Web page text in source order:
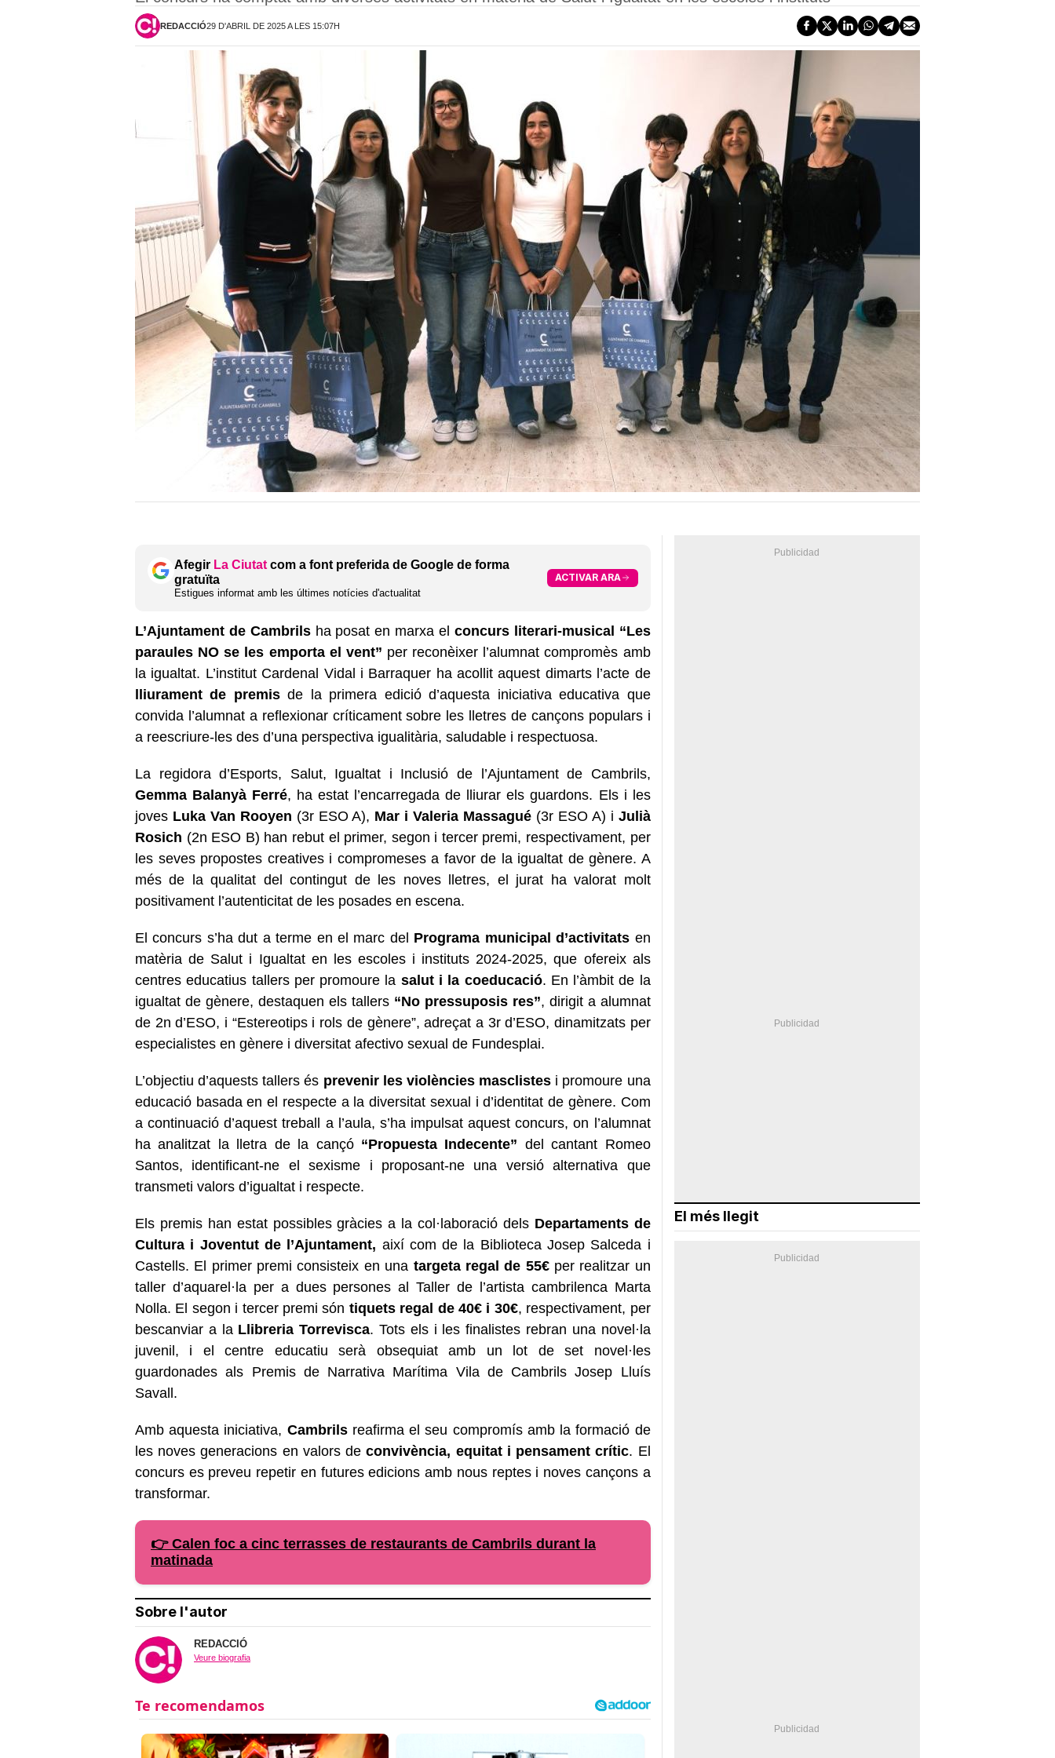
REDACCIÓ29 D'ABRIL DE 2025 A LES 15:07H
Afegir La Ciutat com a font preferida de Google de forma
gratuïta
Estigues informat amb les últimes notícies d'actualitat
ACTIVAR ARA
L’Ajuntament de Cambrilsha posat en marxa el concurs literari-musical “Les
paraules NO se les emporta el vent” per reconèixer l’alumnat compromès amb
la igualtat. L’institut Cardenal Vidal i Barraquer ha acollit aquest dimarts l’acte de
lliurament de premisde la primera edició d’aquesta iniciativa educativa que
convida l’alumnat a reflexionar críticament sobre les lletres de cançons populars i
a reescriure-les des d’una perspectiva igualitària, saludable i respectuosa.
La regidora d’Esports, Salut, Igualtat i Inclusió de l’Ajuntament de Cambrils,
Gemma Balanyà Ferré, ha estat l’encarregada de lliurar els guardons. Els i les
joves Luka Van Rooyen (3r ESO A), Mar i Valeria Massagué (3r ESO A) i Julià
Rosich (2n ESO B) han rebut el primer, segon i tercer premi, respectivament, per
les seves propostes creatives i compromeses a favor de la igualtat de gènere. A
més de la qualitat del contingut de les noves lletres, el jurat ha valorat molt
positivament l’autenticitat de les posades en escena.
El concurs s’ha dut a terme en el marc del Programa municipal d’activitats en
matèria de Salut i Igualtat en les escoles i instituts 2024-2025, que ofereix als
centres educatius tallers per promoure la salut i la coeducació. En l’àmbit de la
igualtat de gènere, destaquen els tallers “No pressuposis res”, dirigit a alumnat
de 2n d’ESO, i “Estereotips i rols de gènere”, adreçat a 3r d’ESO, dinamitzats per
especialistes en gènere i diversitat afectivo sexual de Fundesplai.
L’objectiu d’aquests tallers és prevenir les violències masclistes i promoure una
educació basada en el respecte a la diversitat sexual i d’identitat de gènere. Com
a continuació d’aquest treball a l’aula, s’ha impulsat aquest concurs, on l’alumnat
ha analitzat la lletra de la cançó “Propuesta Indecente” del cantant Romeo
Santos, identificant-ne el sexisme i proposant-ne una versió alternativa que
transmeti valors d’igualtat i respecte.
Els premis han estat possibles gràcies a la col·laboració delsDepartaments de
Cultura i Joventut de l’Ajuntament, així com de la Biblioteca Josep Salceda i
Castells. El primer premi consisteix en una targeta regal de 55€per realitzar un
taller d’aquarel·la per a dues persones al Taller de l’artista cambrilenca Marta
Nolla. El segon i tercer premi són tiquets regal de 40€ i 30€, respectivament, per
bescanviar a la Llibreria Torrevisca. Tots els i les finalistes rebran una novel·la
juvenil, i el centre educatiu serà obsequiat amb un lot de set novel·les
guardonades als Premis de Narrativa Marítima Vila de Cambrils Josep Lluís
Savall.
Amb aquesta iniciativa, Cambrilsreafirma el seu compromís amb la formació de
les noves generacions en valors deconvivència, equitat i pensament crític. El
concurs es preveu repetir en futures edicions amb nous reptes i noves cançons a
transformar.
👉 Calen foc a cinc terrasses de restaurants de Cambrils durant la
matinada
Sobre l'autor
REDACCIÓ
Veure biografia
El més llegit